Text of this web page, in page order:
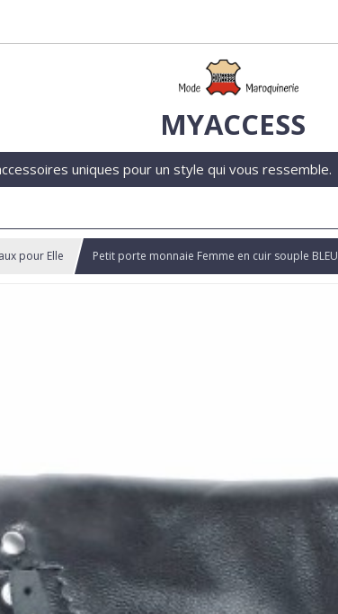
MYACCESS
uniques pour un style qui vous ressemble.
pour Elle Petit porte monnaie Femme en cuir souple BLEU